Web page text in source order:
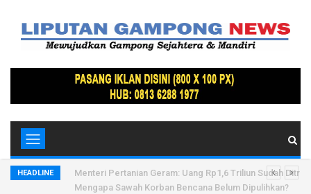
HEADLINE
di
Menteri Pertanian Geram: Uang Rp1,6 Triliun Sudah
Mengapa Sawah Korban Bencana Belum Dipulihkan?